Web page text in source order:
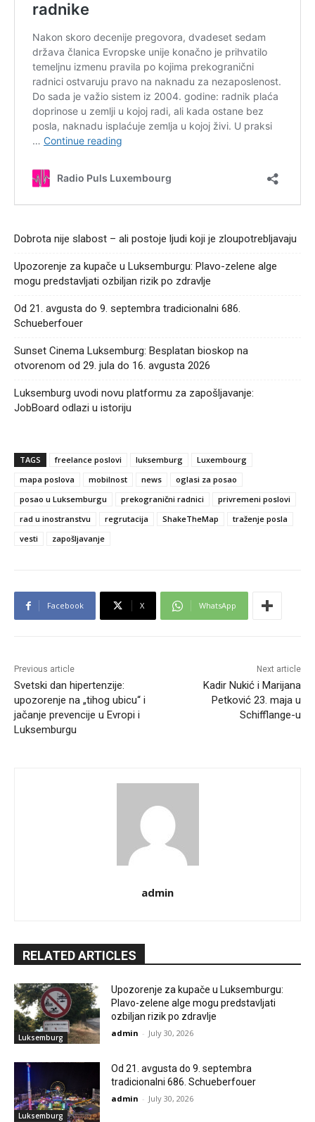
Dobrota nije slabost – ali postoje ljudi koji je zloupotrebljavaju
Upozorenje za kupače u Luksemburgu: Plavo-zelene alge
mogu predstavljati ozbiljan rizik po zdravlje
Od 21. avgusta do 9. septembra tradicionalni 686.
Schueberfouer
Sunset Cinema Luksemburg: Besplatan bioskop na
otvorenom od 29. jula do 16. avgusta 2026
Luksemburg uvodi novu platformu za zapošljavanje:
JobBoard odlazi u istoriju
TAGS freelance poslovi luksemburg
Luxembourg
mapa poslova
mobilnost news
oglasi za posao
posao u Luksemburgu
prekogranični radnici
privremeni poslovi
rad u inostranstvu
regrutacija ShakeTheMap
traženje posla
vesti
zapošljavanje
Facebook X WhatsApp
Previous article
Svetski dan hipertenzije:
upozorenje na „tihog ubicu“ i
jačanje prevencije u Evropi i
Luksemburgu
Next article
Kadir Nukić i Marijana
Petković 23. maja u
Schifflange-u
admin
RELATED ARTICLES
Luksemburg
Upozorenje za kupače u Luksemburgu:
Plavo-zelene alge mogu predstavljati
ozbiljan rizik po zdravlje
admin - July 30, 2026
Luksemburg
Od 21. avgusta do 9. septembra
tradicionalni 686. Schueberfouer
admin - July 30, 2026